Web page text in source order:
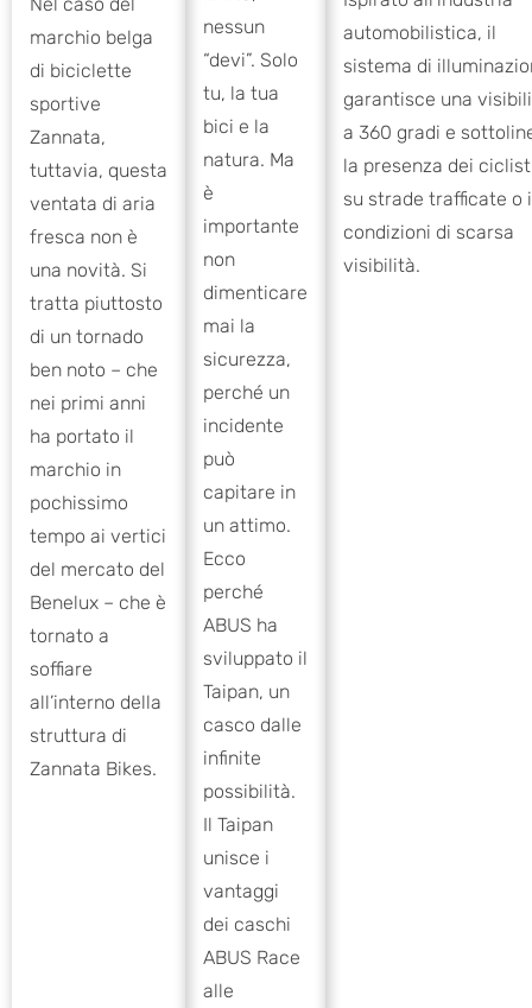
marchio belga
di biciclette
sportive
Zannata,
tuttavia, questa
ventata di aria
fresca non è
una novità. Si
tratta piuttosto
di un tornado
ben noto – che
nei primi anni
ha portato il
marchio in
pochissimo
tempo ai vertici
del mercato del
Benelux – che è
tornato a
soffiare
all’interno della
struttura di
Zannata Bikes.
nessun
“devi”. Solo
tu, la tua
bici e la
natura. Ma
è
importante
non
dimenticare
mai la
sicurezza,
perché un
incidente
può
capitare in
un attimo.
Ecco
perché
ABUS ha
sviluppato il
Taipan, un
casco dalle
infinite
possibilità.
Il Taipan
unisce i
vantaggi
dei caschi
ABUS Race
alle
automobilistica, il
sistema di
garantisce una
a 360 gradi e
la presenza dei
su strade trafficate o
condizioni di scarsa
visibilità.